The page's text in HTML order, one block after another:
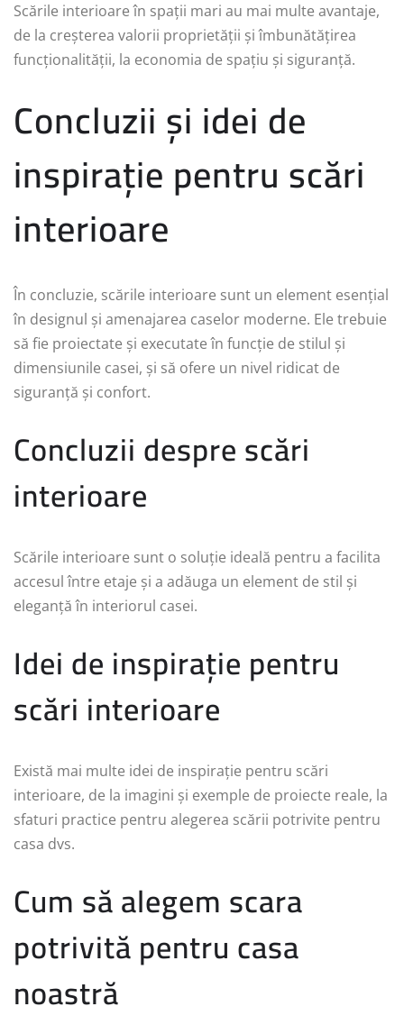
Scările interioare în spații mari au mai multe avantaje,
de la creșterea valorii proprietății și îmbunătățirea
funcționalității, la economia de spațiu și siguranță.
Concluzii și idei de
inspirație pentru scări
interioare
În concluzie, scările interioare sunt un element esențial
în designul și amenajarea caselor moderne. Ele trebuie
să fie proiectate și executate în funcție de stilul și
dimensiunile casei, și să ofere un nivel ridicat de
siguranță și confort.
Concluzii despre scări
interioare
Scările interioare sunt o soluție ideală pentru a facilita
accesul între etaje și a adăuga un element de stil și
eleganță în interiorul casei.
Idei de inspirație pentru
scări interioare
Există mai multe idei de inspirație pentru scări
interioare, de la imagini și exemple de proiecte reale, la
sfaturi practice pentru alegerea scării potrivite pentru
casa dvs.
Cum să alegem scara
potrivită pentru casa
noastră